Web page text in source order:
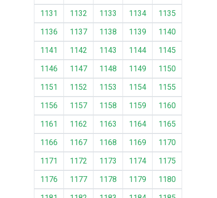
1131
1132 1133 1134
1135
1136
1137 1138 1139
1140
1141
1142 1143 1144
1145
1146
1147 1148 1149
1150
1151
1152 1153 1154
1155
1156
1157 1158 1159
1160
1161
1162 1163 1164
1165
1166
1167 1168 1169
1170
1171
1172 1173 1174
1175
1176
1177 1178 1179
1180